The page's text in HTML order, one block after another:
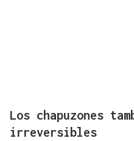
Los chapuzones
irreversibles